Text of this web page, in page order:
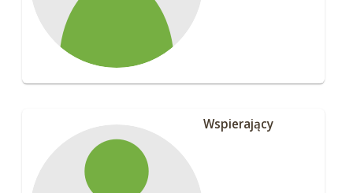
Wspierający